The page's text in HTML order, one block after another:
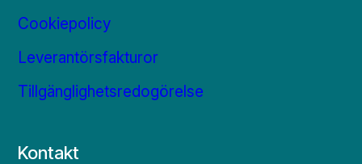
Cookiepolicy
Leverantörsfakturor
Tillgänglighetsredogörelse
Kontakt